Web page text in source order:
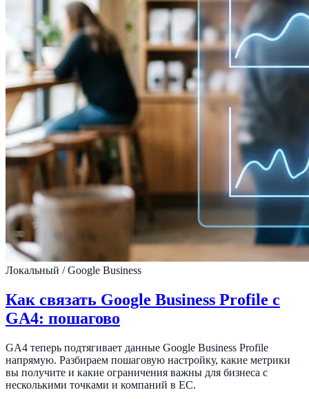
Локальный / Google Business
Как связать Google Business Profile с
GA4: пошагово
GA4 теперь подтягивает данные Google Business Profile
напрямую. Разбираем пошаговую настройку, какие метрики
вы получите и какие ограничения важны для бизнеса с
несколькими точками и компаний в ЕС.